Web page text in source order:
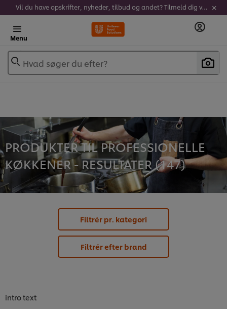
Vil du have opskrifter, nyheder, tilbud og andet? Tilmeld dig vores nyhedsbrev!
Menu
Hvad søger du efter?
PRODUKTER TIL PROFESSIONELLE
KØKKENER - RESULTATER (147)
Filtrér pr. kategori
Filtrér efter brand
intro text